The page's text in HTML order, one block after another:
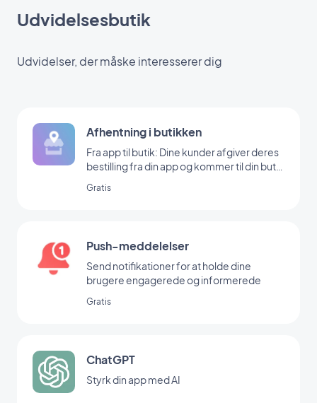
Udvidelsesbutik
Udvidelser, der måske interesserer dig
Afhentning i butikken
Fra app til butik: Dine kunder afgiver deres
bestilling fra din app og kommer til din butik
Gratis
Push-meddelelser
Send notifikationer for at holde dine
brugere engagerede og informerede
Gratis
ChatGPT
Styrk din app med AI